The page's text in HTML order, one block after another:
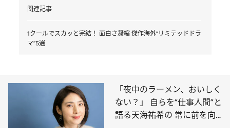
関連記事
1クールでスカッと完結！ 面白さ凝縮 傑作海外“リミテッドドラ
マ”5選
「夜中のラーメン、おいしく
ない？」 自らを“仕事人間”と
語る天海祐希の 常に前を向